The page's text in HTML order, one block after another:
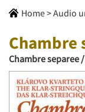
Home>Audio
Chambre
Chambre separee